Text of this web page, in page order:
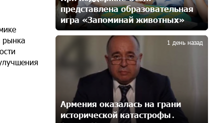
рынка
страны с просьбой содействовать
освобождению армянских заключенных,
осужденных в Азербайджане
13 дней назад
Против кого вооружается
Азербайджан? Аршак Карапетян
15 дней назад
При поддержке Ucom в спортивной
представлена образовательная
игра «Запоминай животных»
Армения оказалась на грани
исторической катастрофы․
1 день назад
4